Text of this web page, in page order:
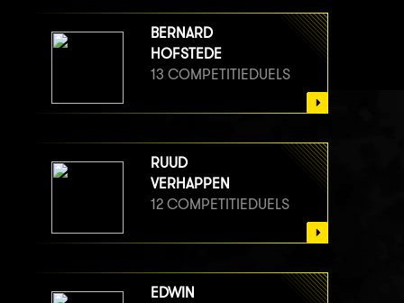
BERNARD
HOFSTEDE
13 COMPETITIEDUELS
RUUD
VERHAPPEN
12 COMPETITIEDUELS
EDWIN